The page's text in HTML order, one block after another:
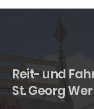
Reit- und
St. Georg